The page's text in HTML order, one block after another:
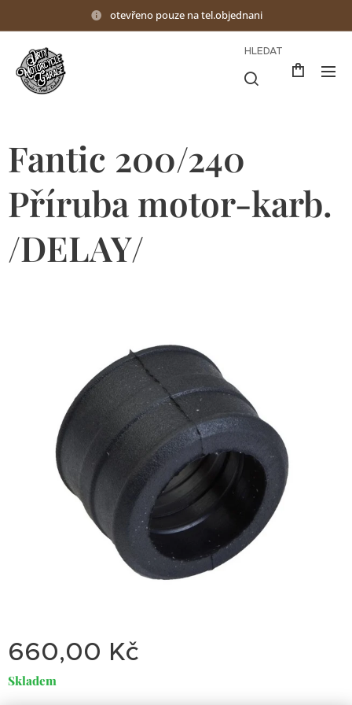
otevřeno pouze na tel.objednani
HLEDAT
Fantic 200/240
Příruba motor-karb.
/DELAY/
660,00 Kč
Skladem